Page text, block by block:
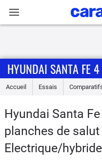
Accueil
Essais
Guide
d'achat
HYUNDAI SANTA FE 4
Accueil Essais
Hyundai Santa
planches de
Electrique/